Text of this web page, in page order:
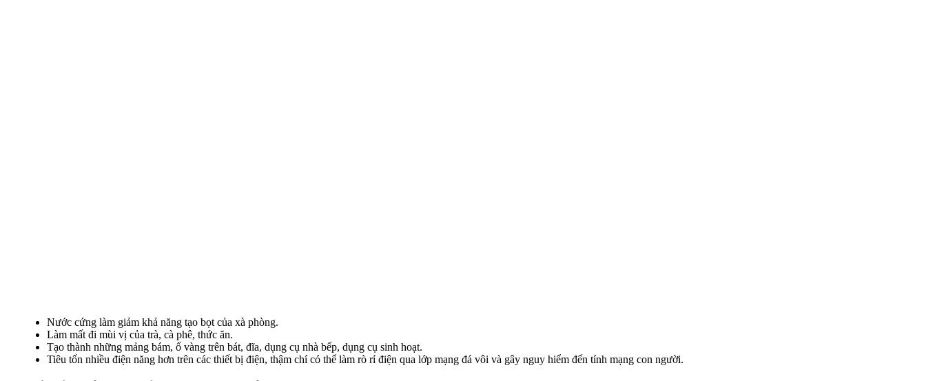
Nước cứng làm giảm khả năng tạo bọt của xà phòng.
Làm mất đi mùi vị của trà, cà phê, thức ăn.
Tạo thành những mảng bám, ố vàng trên bát, đĩa, dụng cụ nhà bếp, dụng cụ sinh hoạt.
Tiêu tốn nhiều điện năng hơn trên các thiết bị điện, thậm chí có thể làm rò rỉ điện qua lớp mạng đá vôi và gây nguy hiểm đến tính mạng con người.